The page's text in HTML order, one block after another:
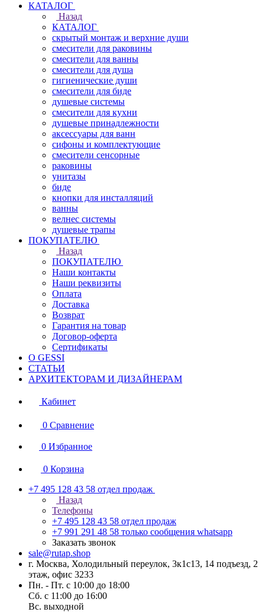
КАТАЛОГ
Назад
КАТАЛОГ
скрытый монтаж и верхние души
смесители для раковины
смесители для ванны
смесители для душа
гигиенические души
смесители для биде
душевые системы
смесители для кухни
душевые принадлежности
аксессуары для ванн
сифоны и комплектующие
смесители сенсорные
раковины
унитазы
биде
кнопки для инсталляций
ванны
велнес системы
душевые трапы
ПОКУПАТЕЛЮ
Назад
ПОКУПАТЕЛЮ
Наши контакты
Наши реквизиты
Оплата
Доставка
Возврат
Гарантия на товар
Договор-оферта
Сертификаты
О GESSI
СТАТЬИ
АРХИТЕКТОРАМ И ДИЗАЙНЕРАМ
Кабинет
0 Сравнение
0 Избранное
0 Корзина
+7 495 128 43 58 отдел продаж
Назад
Телефоны
+7 495 128 43 58 отдел продаж
+7 991 291 48 58 только сообщения whatsapp
Заказать звонок
sale@rutap.shop
г. Москва, Холодильный переулок, 3к1с13, 14 подъезд, 2
этаж, офис 3233
Пн. - Пт. с 10:00 до 18:00
Сб. с 11:00 до 16:00
Вс. выходной